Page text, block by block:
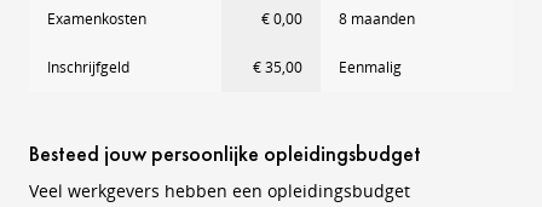
Examenkosten € 0,00 8 maanden
Inschrijfgeld € 35,00 Eenmalig
Besteed jouw persoonlijke opleidingsbudget
Veel werkgevers hebben een opleidingsbudget